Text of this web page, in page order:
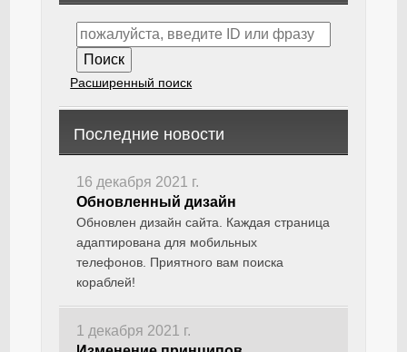
Расширенный поиск
Последние новости
16 декабря 2021 г.
Обновленный дизайн
Обновлен дизайн сайта. Каждая страница
адаптирована для мобильных
телефонов. Приятного вам поиска
кораблей!
1 декабря 2021 г.